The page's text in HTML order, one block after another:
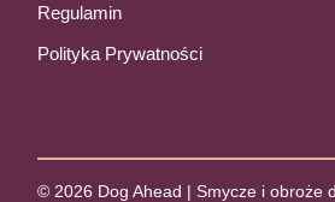
Regulamin
Polityka Prywatności
© 2026 Dog Ahead | Smycze i obroże